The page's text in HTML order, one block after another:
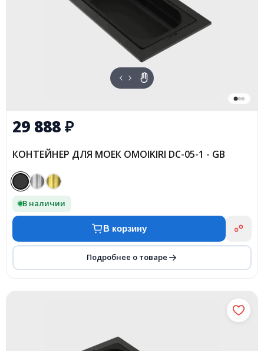
29 888₽
КОНТЕЙНЕР ДЛЯ МОЕК OMOIKIRI DC-05-1 - GB
В наличии
В корзину
Подробнее о товаре